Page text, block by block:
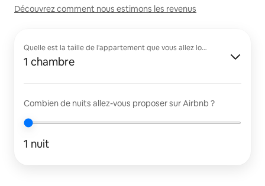
Découvrez comment nous estimons les revenus
Quelle est la taille de l'appartement que vous allez louer ?
1 chambre
Combien de nuits allez-vous proposer sur Airbnb ?
1 nuit